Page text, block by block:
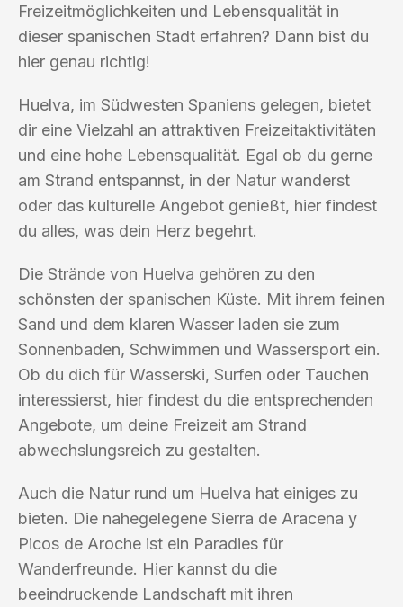
Freizeitmöglichkeiten und Lebensqualität in
dieser spanischen Stadt erfahren? Dann bist du
hier genau richtig!
Huelva, im Südwesten Spaniens gelegen, bietet
dir eine Vielzahl an attraktiven Freizeitaktivitäten
und eine hohe Lebensqualität. Egal ob du gerne
am Strand entspannst, in der Natur wanderst
oder das kulturelle Angebot genießt, hier findest
du alles, was dein Herz begehrt.
Die Strände von Huelva gehören zu den
schönsten der spanischen Küste. Mit ihrem feinen
Sand und dem klaren Wasser laden sie zum
Sonnenbaden, Schwimmen und Wassersport ein.
Ob du dich für Wasserski, Surfen oder Tauchen
interessierst, hier findest du die entsprechenden
Angebote, um deine Freizeit am Strand
abwechslungsreich zu gestalten.
Auch die Natur rund um Huelva hat einiges zu
bieten. Die nahegelegene Sierra de Aracena y
Picos de Aroche ist ein Paradies für
Wanderfreunde. Hier kannst du die
beeindruckende Landschaft mit ihren